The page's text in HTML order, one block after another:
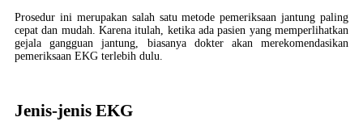
Prosedur ini merupakan salah satu metode pemeriksaan jantung paling
cepat dan mudah. Karena itulah, ketika ada pasien yang memperlihatkan
gejala gangguan jantung, biasanya dokter akan merekomendasikan
pemeriksaan EKG terlebih dulu.
Jenis-jenis EKG